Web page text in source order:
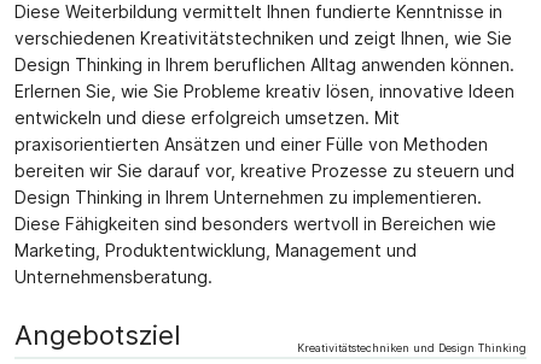
Diese Weiterbildung vermittelt Ihnen fundierte Kenntnisse in
verschiedenen Kreativitätstechniken und zeigt Ihnen, wie Sie
Design Thinking in Ihrem beruflichen Alltag anwenden können.
Erlernen Sie, wie Sie Probleme kreativ lösen, innovative Ideen
entwickeln und diese erfolgreich umsetzen. Mit
praxisorientierten Ansätzen und einer Fülle von Methoden
bereiten wir Sie darauf vor, kreative Prozesse zu steuern und
Design Thinking in Ihrem Unternehmen zu implementieren.
Diese Fähigkeiten sind besonders wertvoll in Bereichen wie
Marketing, Produktentwicklung, Management und
Unternehmensberatung.
Angebotsziel Kreativitätstechniken und Design Thinking